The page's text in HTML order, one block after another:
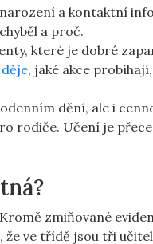
a kontaktní
a proč.
které‌ je dobré
, jaké akce
dění, ale i
‍rodiče. Učení‌ je
​zmiňované
ve třídě jsou⁣ tři